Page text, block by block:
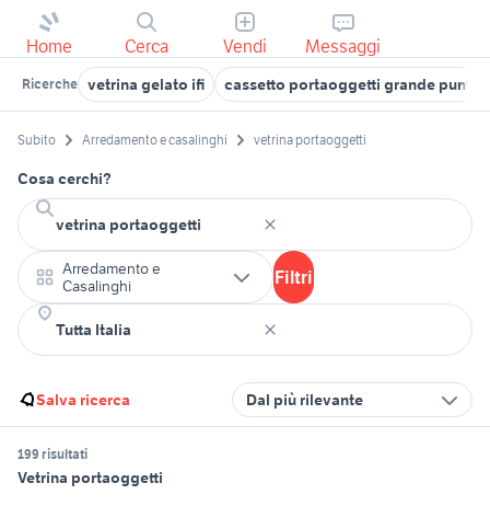
Home Cerca Vendi Messaggi
Ricerche vetrina gelato ifi cassetto portaoggetti grande punto
Subito Arredamento e casalinghi vetrina portaoggetti
Cosa cerchi?
Arredamento e
Casalinghi
Filtri
Salva ricerca Dal più rilevante
199 risultati
Vetrina portaoggetti